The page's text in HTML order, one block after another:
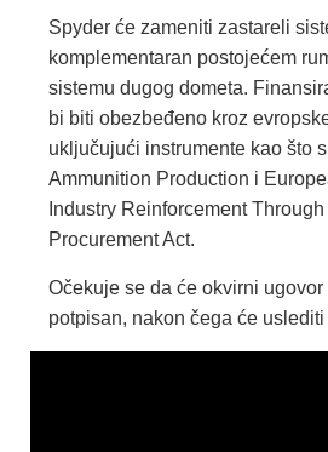
Spyder će zameniti zastareli
komplementaran postojećem
sistemu dugog dometa.
bi biti obezbeđeno kroz
uključujući instrumente kao što
Ammunition Production i
Industry Reinforcement
Procurement Act.
Očekuje se da će okvirni ugovor
potpisan, nakon čega će